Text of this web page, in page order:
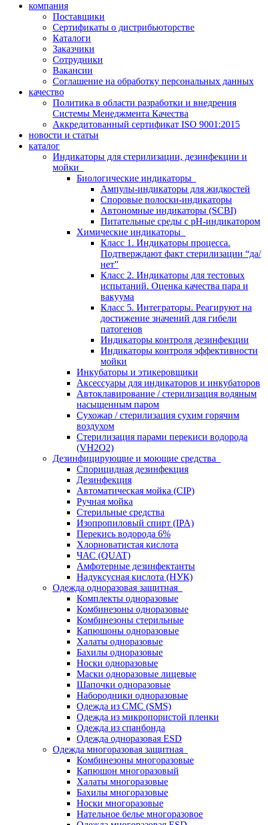
компания
Поставщики
Сертификаты о дистрибьюторстве
Каталоги
Заказчики
Сотрудники
Вакансии
Соглашение на обработку персональных данных
качество
Политика в области разработки и внедрения
Системы Менеджмента Качества
Аккредитованный сертификат ISO 9001:2015
новости и статьи
каталог
Индикаторы для стерилизации, дезинфекции и
мойки
Биологические индикаторы
Ампулы-индикаторы для жидкостей
Споровые полоски-индикаторы
Автономные индикаторы (SCBI)
Питательные среды с рН-индикатором
Химические индикаторы
Класс 1. Индикаторы процесса.
Подтверждают факт стерилизации “да/
нет”
Класс 2. Индикаторы для тестовых
испытаний. Оценка качества пара и
вакуума
Класс 5. Интеграторы. Реагируют на
достижение значений для гибели
патогенов
Индикаторы контроля дезинфекции
Индикаторы контроля эффективности
мойки
Инкубаторы и этикеровщики
Аксессуары для индикаторов и инкубаторов
Автоклавирование / стерилизация водяным
насыщенным паром
Сухожар / стерилизация сухим горячим
воздухом
Стерилизация парами перекиси водорода
(VH2O2)
Дезинфицирующие и моющие средства
Спорицидная дезинфекция
Дезинфекция
Автоматическая мойка (CIP)
Ручная мойка
Стерильные средства
Изопропиловый спирт (IPA)
Перекись водорода 6%
Хлорноватистая кислота
ЧАС (QUAT)
Амфотерные дезинфектанты
Надуксусная кислота (НУК)
Одежда одноразовая защитная
Комплекты одноразовые
Комбинезоны одноразовые
Комбинезоны стерильные
Капюшоны одноразовые
Халаты одноразовые
Бахилы одноразовые
Носки одноразовые
Маски одноразовые лицевые
Шапочки одноразовые
Набородники одноразовые
Одежда из СМС (SMS)
Одежда из микропористой пленки
Одежда из спанбонда
Одежда одноразовая ESD
Одежда многоразовая защитная
Комбинезоны многоразовые
Капюшон многоразовый
Халаты многоразовые
Бахилы многоразовые
Носки многоразовые
Нательное белье многоразовое